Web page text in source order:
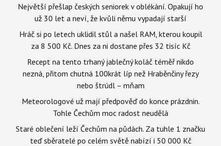
Největší přešlap českých seniorek v oblékání. Opakují ho
už 30 let a neví, že kvůli němu vypadají starší
Hráč si po letech uklidil stůl a našel RAM, kterou koupil
za 8 500 Kč. Dnes za ni dostane přes 32 tisíc Kč
Recept na tento trhaný jablečný koláč téměř nikdo
nezná, přitom chutná 100krát líp než Hraběnčiny řezy
nebo štrúdl – mňam
Meteorologové už mají předpověď do konce prázdnin.
Tohle Čechům moc radost neudělá
Staré oblečení leží Čechům na půdách. Za tuhle 1 značku
teď sběratelé po celém světě nabízí i 50 000 Kč